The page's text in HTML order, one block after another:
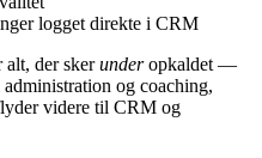
logget direkte i CRM
alt, der skerunderopkaldet —
og coaching,
videre til CRM og